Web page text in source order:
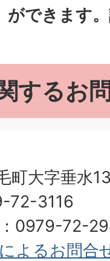
ができます
するお
町大字垂水
72-3116
0979-72-
よるお問合